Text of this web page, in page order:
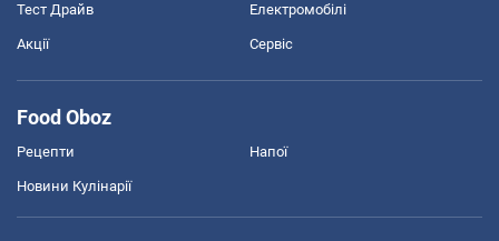
Тест Драйв Електромобілі
Акції Сервіс
Food Oboz
Рецепти Напої
Новини Кулінарії